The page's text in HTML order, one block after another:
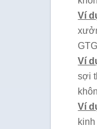
Ví
Ví
sợi
Ví